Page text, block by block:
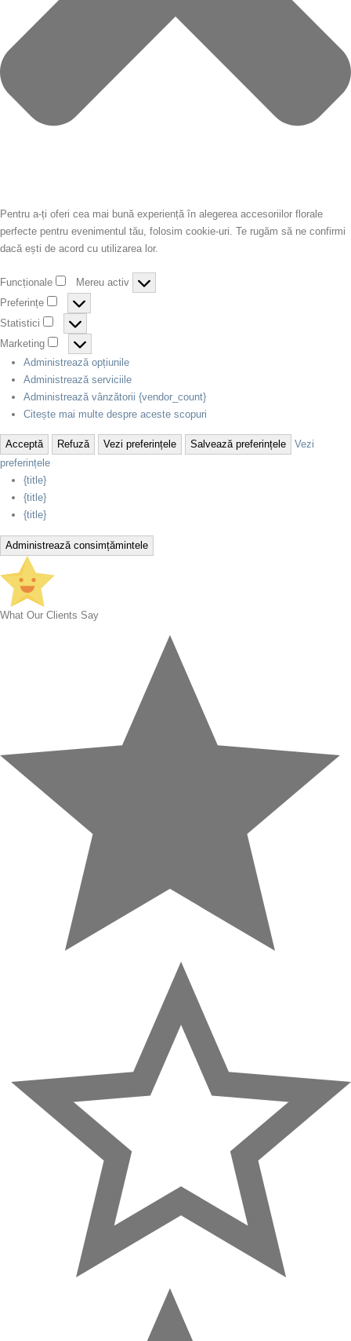
Pentru a-ți oferi cea mai bună experiență în alegerea accesoriilor florale
perfecte pentru evenimentul tău, folosim cookie-uri. Te rugăm să ne confirmi
dacă ești de acord cu utilizarea lor.
Funcționale
Mereu activ
Preferințe
Statistici
Marketing
Administrează opțiunile
Administrează serviciile
Administrează vânzătorii {vendor_count}
Citește mai multe despre aceste scopuri
Acceptă Refuză Vezi preferințele Salvează preferințele
Vezi
preferințele
{title}
{title}
{title}
Administrează consimțămintele
What Our Clients Say